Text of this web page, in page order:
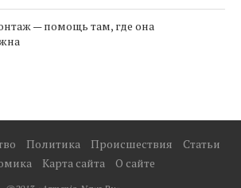
— помощь там, где она
Политика Происшествия
Статьи
Карта сайта О сайте